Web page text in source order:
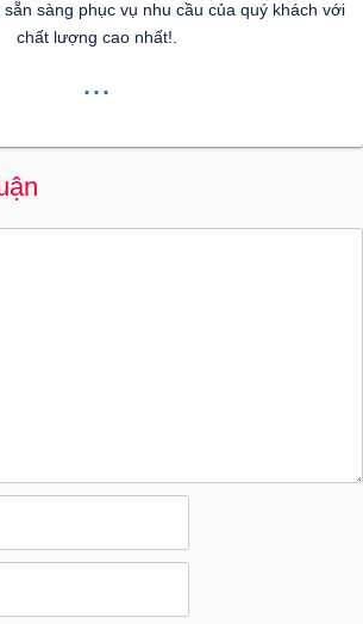
sàng phục vụ nhu cầu của quý khách với
chất lượng cao nhất!.
...